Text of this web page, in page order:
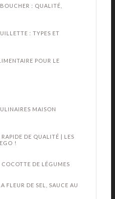
: QUALITÉ,
: TYPES ET
POUR LE
MAISON
DE QUALITÉ | LES
!
DE LÉGUMES
FLEUR DE SEL, SAUCE AU